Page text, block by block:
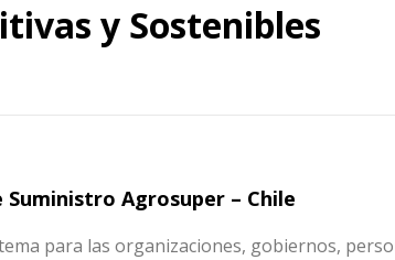
y Sostenibles
Suministro Agrosuper – Chile
para las organizaciones, gobiernos,